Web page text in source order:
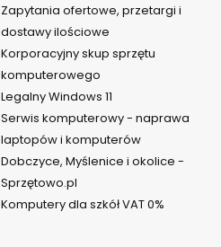
Zapytania ofertowe, przetargi i
dostawy ilościowe
Korporacyjny skup sprzętu
komputerowego
Legalny Windows 11
Serwis komputerowy - naprawa
laptopów i komputerów
Dobczyce, Myślenice i okolice -
Sprzętowo.pl
Komputery dla szkół VAT 0%